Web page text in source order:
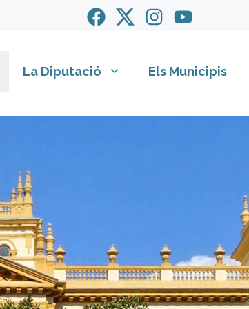
La Diputació Els Municipis